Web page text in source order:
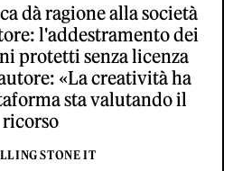
dà ragione alla società
l'addestramento dei
protetti senza licenza
«La creatività ha
sta valutando il
ricorso
STONE IT